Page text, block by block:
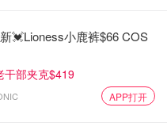
💓Lioness小鹿裤$66 COS
干部夹克$419
APP打开